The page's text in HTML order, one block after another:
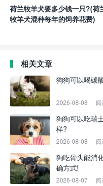
荷兰牧羊犬要多少钱一只?(荷
牧羊犬混种每年的饲养花费)
相关文章
狗狗可以喝碳
2026-08-08
狗狗可以吃瑞
样?
2026-08-08
狗吃骨头能消
确方式!
2026-08-07